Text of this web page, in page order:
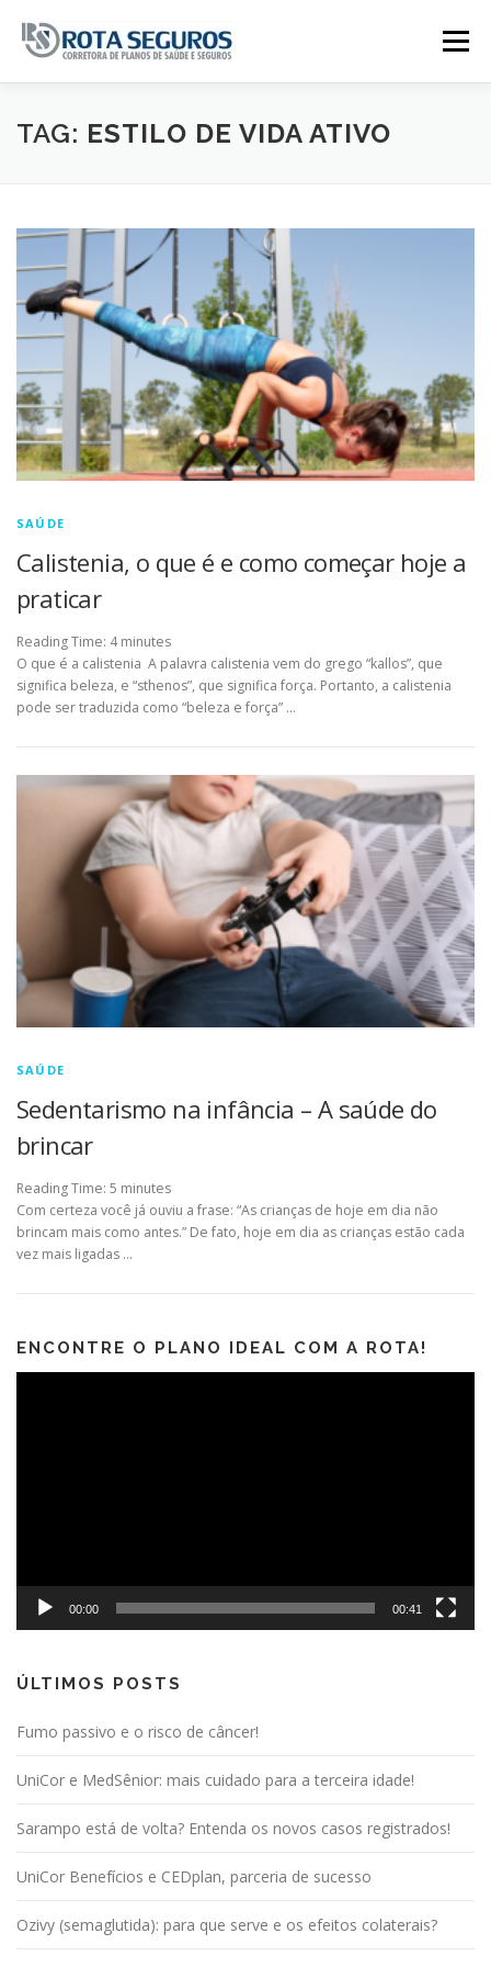
Menu
Página Principal Planos
TAG: ESTILO DE VIDA ATIVO
SAÚDE
Calistenia, o que é e como começar hoje a
praticar
Reading Time: 4 minutes
O que é a calistenia A palavra calistenia vem do grego “kallos”, que
significa beleza, e “sthenos”, que significa força. Portanto, a calistenia
pode ser traduzida como “beleza e força” …
SAÚDE
Sedentarismo na infância – A saúde do
brincar
Reading Time: 5 minutes
Com certeza você já ouviu a frase: “As crianças de hoje em dia não
brincam mais como antes.” De fato, hoje em dia as crianças estão cada
vez mais ligadas …
ENCONTRE O PLANO IDEAL COM A ROTA!
00:00 00:41
ÚLTIMOS POSTS
Fumo passivo e o risco de câncer!
UniCor e MedSênior: mais cuidado para a terceira idade!
Sarampo está de volta? Entenda os novos casos registrados!
UniCor Benefícios e CEDplan, parceria de sucesso
Ozivy (semaglutida): para que serve e os efeitos colaterais?